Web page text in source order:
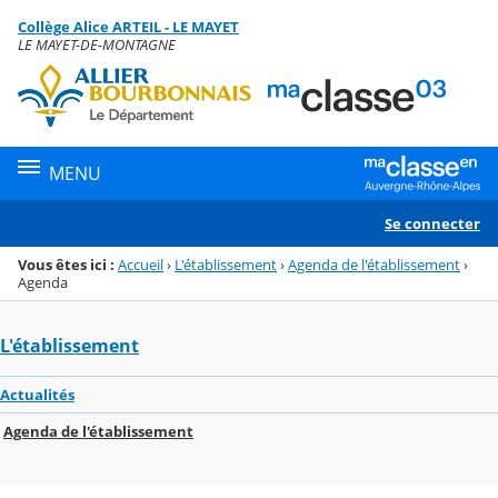
Menu de la rubrique
Contenu
Collège Alice ARTEIL - LE MAYET
LE MAYET-DE-MONTAGNE
MENU
Se connecter
Vous êtes ici : Accueil› L'établissement›Agenda de l'établissement›
Agenda
L'établissement
Actualités
Agenda de l'établissement